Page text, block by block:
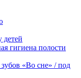
детей
гигиена полости
зубов «Во сне» / под